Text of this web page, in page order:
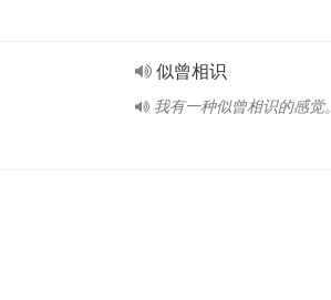
似曾相识
我有一种似曾相识的感觉。